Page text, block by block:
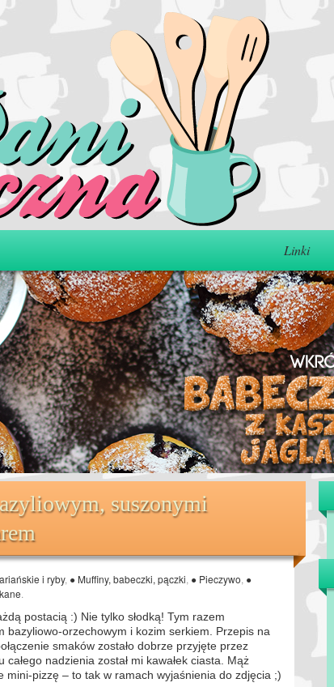
Linki
suszonymi
i ryby, ● Muffiny, babeczki, pączki ● Pieczywo ●
postacią :) Nie tylko słodką! Tym razem
bazyliowo-orzechowym i kozim serkiem. Przepis na
smaków zostało dobrze przyjęte przez
nadzienia został mi kawałek ciasta. Mąż
mini-pizzę – to tak w ramach wyjaśnienia do zdjęcia ;)